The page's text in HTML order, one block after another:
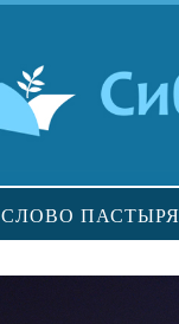
СЛОВО ПАСТЫРЯ